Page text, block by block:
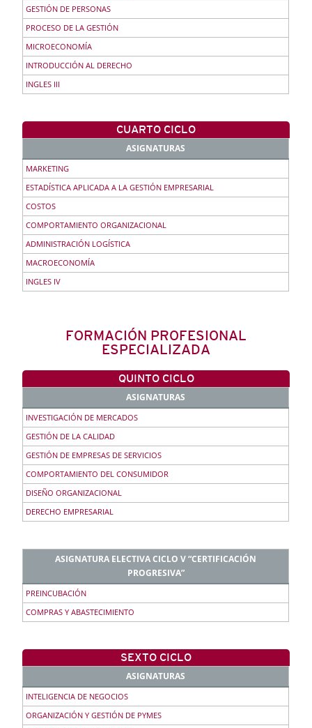
GESTIÓN DE PERSONAS
PROCESO DE LA GESTIÓN
MICROECONOMÍA
INTRODUCCIÓN AL DERECHO
INGLES III
CUARTO CICLO
ASIGNATURAS
MARKETING
ESTADÍSTICA APLICADA A LA GESTIÓN EMPRESARIAL
COSTOS
COMPORTAMIENTO ORGANIZACIONAL
ADMINISTRACIÓN LOGÍSTICA
MACROECONOMÍA
INGLES IV
FORMACIÓN PROFESIONAL
ESPECIALIZADA
QUINTO CICLO
ASIGNATURAS
INVESTIGACIÓN DE MERCADOS
GESTIÓN DE LA CALIDAD
GESTIÓN DE EMPRESAS DE SERVICIOS
COMPORTAMIENTO DEL CONSUMIDOR
DISEÑO ORGANIZACIONAL
DERECHO EMPRESARIAL
ASIGNATURA ELECTIVA CICLO V “CERTIFICACIÓN
PROGRESIVA”
PREINCUBACIÓN
COMPRAS Y ABASTECIMIENTO
SEXTO CICLO
ASIGNATURAS
INTELIGENCIA DE NEGOCIOS
ORGANIZACIÓN Y GESTIÓN DE PYMES